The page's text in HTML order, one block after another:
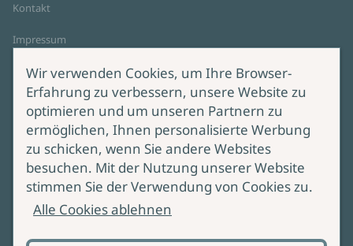
Kontakt
Impressum
Cookie-Einstellungen
AGB Online Shop
Service
Lieferung & Versand
Produktsicherheit
Bei Fragen zur Produktsicherheit
wenden Sie sich bitte an
Wir verwenden Cookies, um Ihre Browser-
Erfahrung zu verbessern, unsere Website zu
optimieren und um unseren Partnern zu
ermöglichen, Ihnen personalisierte Werbung
zu schicken, wenn Sie andere Websites
besuchen. Mit der Nutzung unserer Website
stimmen Sie der Verwendung von Cookies zu.
Alle Cookies ablehnen